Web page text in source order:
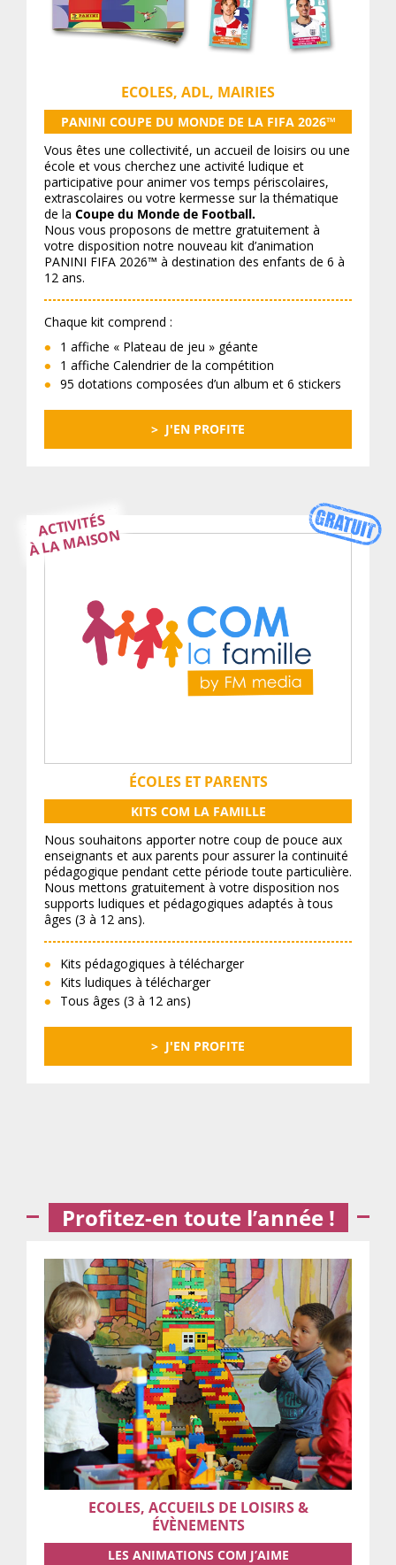
ECOLES, ADL, MAIRIES
PANINI COUPE DU MONDE DE LA FIFA 2026™
Vous êtes une collectivité, un accueil de loisirs ou une
école et vous cherchez une activité ludique et
participative pour animer vos temps périscolaires,
extrascolaires ou votre kermesse sur la thématique
de la Coupe du Monde de Football.
Nous vous proposons de mettre gratuitement à
votre disposition notre nouveau kit d’animation
PANINI FIFA 2026™ à destination des enfants de 6 à
12 ans.
Chaque kit comprend :
1 affiche « Plateau de jeu » géante
1 affiche Calendrier de la compétition
95 dotations composées d’un album et 6 stickers
J'EN PROFITE
ÉCOLES ET PARENTS
KITS COM LA FAMILLE
Nous souhaitons apporter notre coup de pouce aux
enseignants et aux parents pour assurer la continuité
pédagogique pendant cette période toute particulière.
Nous mettons gratuitement à votre disposition nos
supports ludiques et pédagogiques adaptés à tous
âges (3 à 12 ans).
Kits pédagogiques à télécharger
Kits ludiques à télécharger
Tous âges (3 à 12 ans)
J'EN PROFITE
Profitez-en toute l’année !
ECOLES, ACCUEILS DE LOISIRS &
ÉVÈNEMENTS
LES ANIMATIONS COM J’AIME